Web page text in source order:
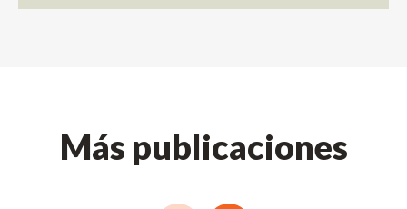
Más publicaciones